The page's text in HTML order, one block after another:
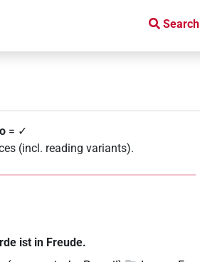
Search
= ✓
(incl. reading variants).
ist in Freude.